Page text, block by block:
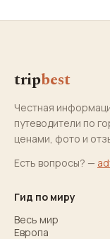
tripbest
Честная
путеводители по
ценами, фото и
Есть вопросы? —
Гид по миру
Весь мир
Европа